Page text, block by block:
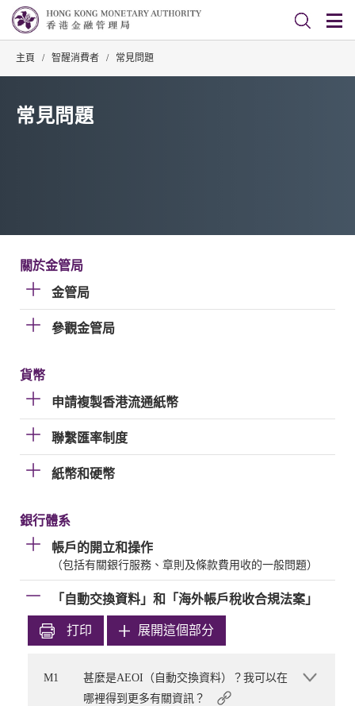
主頁 / 智醒消費者 / 常見問題
常見問題
關於金管局
金管局
參觀金管局
貨幣
申請複製香港流通紙幣
聯繫匯率制度
紙幣和硬幣
銀行體系
帳戶的開立和操作
（包括有關銀行服務、章則及條款費用收的一般問題）
「自動交換資料」和「海外帳戶稅收合規法案」
打印 展開這個部分
M1
甚麼是AEOI（自動交換資料）？我可以在
哪裡得到更多有關資訊？